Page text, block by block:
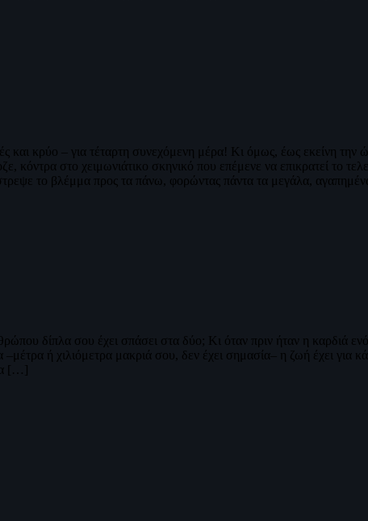
κρύο – για τέταρτη συνεχόμενη μέρα! Κι όμως, έως εκείνη την
κόντρα στο χειμωνιάτικο σκηνικό που επέμενε να επικρατεί το
το βλέμμα προς τα πάνω, φορώντας πάντα τα μεγάλα,
δίπλα σου έχει σπάσει στα δύο; Κι όταν πριν ήταν η καρδιά
ή χιλιόμετρα μακριά σου, δεν έχει σημασία– η ζωή έχει για
[…]